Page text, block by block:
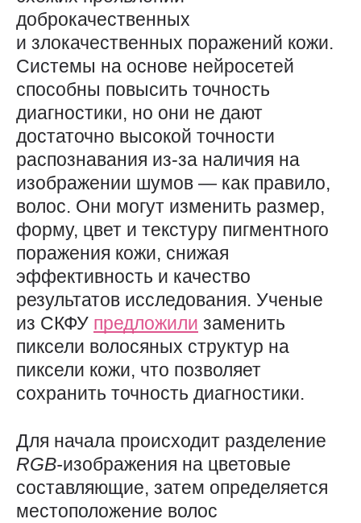
доброкачественных
и злокачественных поражений кожи.
Системы на основе нейросетей
способны повысить точность
диагностики, но они не дают
достаточно высокой точности
распознавания из-за наличия на
изображении шумов — как правило,
волос. Они могут изменить размер,
форму, цвет и текстуру пигментного
поражения кожи, снижая
эффективность и качество
результатов исследования. Ученые
из СКФУ предложили заменить
пиксели волосяных структур на
пиксели кожи, что позволяет
сохранить точность диагностики.
Для начала происходит разделение
RGB-изображения на цветовые
составляющие, затем определяется
местоположение волос